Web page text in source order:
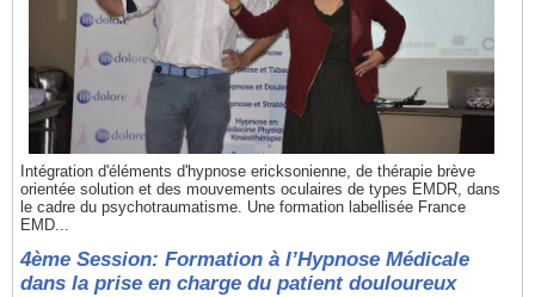
Intégration d'éléments d'hypnose ericksonienne, de thérapie brève
orientée solution et des mouvements oculaires de types EMDR, dans
le cadre du psychotraumatisme. Une formation labellisée France
EMD...
4ème Session: Formation à l’Hypnose Médicale
dans la prise en charge du patient douloureux